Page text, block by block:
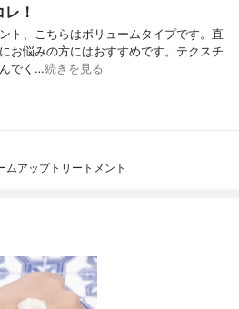
！
ト、こちらはボリュームタイプです。直
お悩みの方にはおすすめです。テクスチ
でく…続きを見る
ムアップトリートメント